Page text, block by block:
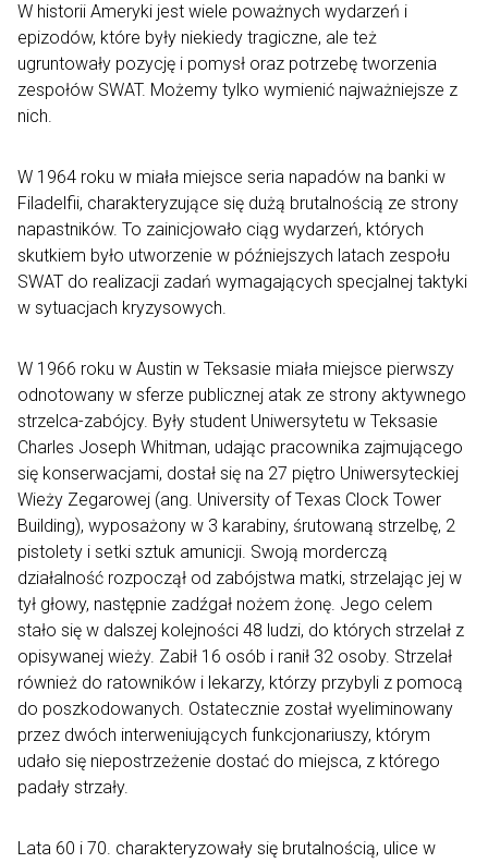
W historii Ameryki jest wiele poważnych wydarzeń i
epizodów, które były niekiedy tragiczne, ale też
ugruntowały pozycję i pomysł oraz potrzebę tworzenia
zespołów SWAT. Możemy tylko wymienić najważniejsze z
nich.
W 1964 roku w miała miejsce seria napadów na banki w
Filadelfii, charakteryzujące się dużą brutalnością ze strony
napastników. To zainicjowało ciąg wydarzeń, których
skutkiem było utworzenie w późniejszych latach zespołu
SWAT do realizacji zadań wymagających specjalnej taktyki
w sytuacjach kryzysowych.
W 1966 roku w Austin w Teksasie miała miejsce pierwszy
odnotowany w sferze publicznej atak ze strony aktywnego
strzelca-zabójcy. Były student Uniwersytetu w Teksasie
Charles Joseph Whitman, udając pracownika zajmującego
się konserwacjami, dostał się na 27 piętro Uniwersyteckiej
Wieży Zegarowej (ang. University of Texas Clock Tower
Building), wyposażony w 3 karabiny, śrutowaną strzelbę, 2
pistolety i setki sztuk amunicji. Swoją morderczą
działalność rozpoczął od zabójstwa matki, strzelając jej w
tył głowy, następnie zadźgał nożem żonę. Jego celem
stało się w dalszej kolejności 48 ludzi, do których strzelał z
opisywanej wieży. Zabił 16 osób i ranił 32 osoby. Strzelał
również do ratowników i lekarzy, którzy przybyli z pomocą
do poszkodowanych. Ostatecznie został wyeliminowany
przez dwóch interweniujących funkcjonariuszy, którym
udało się niepostrzeżenie dostać do miejsca, z którego
padały strzały.
Lata 60 i 70. charakteryzowały się brutalnością, ulice w